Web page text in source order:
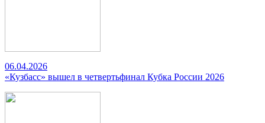
06.04.2026
«Кузбасс» вышел в четвертьфинал Кубка России 2026